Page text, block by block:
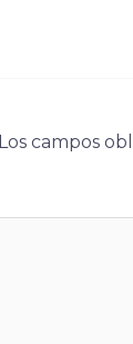
Los campos